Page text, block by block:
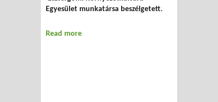
Egyesület munkatársa beszélgetett.
Read more